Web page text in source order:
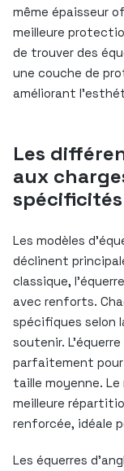
même épaisseur
meilleure
de trouver des
une couche de
améliorant
Les
aux
spécificités
Les modèles
déclinent
classique,
avec renforts.
spécifiques selon
soutenir.
parfaitement pour
taille moyenne.
meilleure
renforcée, idéale
Les équerres